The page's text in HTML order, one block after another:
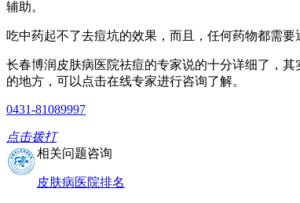
辅助。
吃中药起不了去痘坑的效果，而且，任何药物都需
长春博润皮肤病医院祛痘的专家说的十分详细了，
的地方，可以点击在线专家进行咨询了解。
0431-81089997
点击拨打
相关问题咨询
皮肤病医院排名